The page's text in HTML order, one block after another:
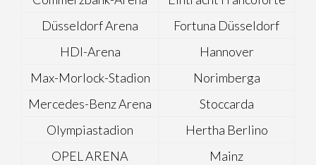
Düsseldorf Arena
Fortuna Düsseldorf
HDI-Arena
Hannover
Max-Morlock-Stadion
Norimberga
Mercedes-Benz Arena
Stoccarda
Olympiastadion
Hertha Berlino
OPEL ARENA
Mainz